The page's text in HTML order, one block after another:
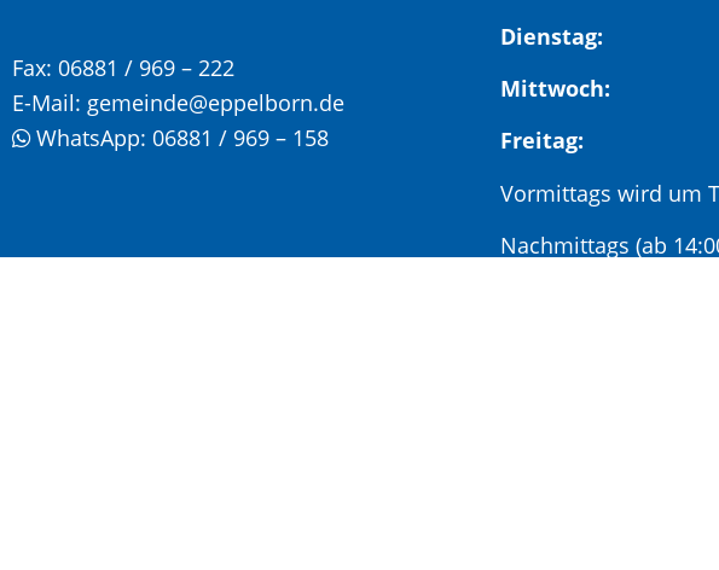
Fax: 06881 / 969 – 222
E-Mail: gemeinde@eppelborn.de
WhatsApp: 06881 / 969 – 158
Dienstag: 8:00 –
Mittwoch: 8:00
Vormittags wird um
Nachmittags (ab